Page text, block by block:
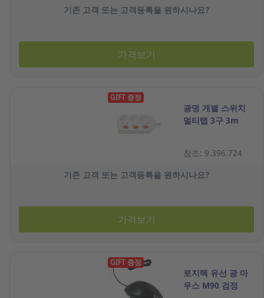
기존 고객 또는 고객등록을 원하시나요?
가격보기
GIFT 증정
광명 개별 스위치
멀티탭 3구 3m
참조: 9.396.724
기존 고객 또는 고객등록을 원하시나요?
가격보기
GIFT 증정
로지텍 유선 광 마
우스 M90 검정